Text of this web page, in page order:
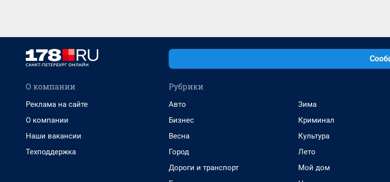
О компании
Реклама на сайте
О компании
Наши вакансии
Техподдержка
Рубрики
Авто
Бизнес
Весна
Город
Дороги и транспорт
Зима
Криминал
Культура
Лето
Мой дом